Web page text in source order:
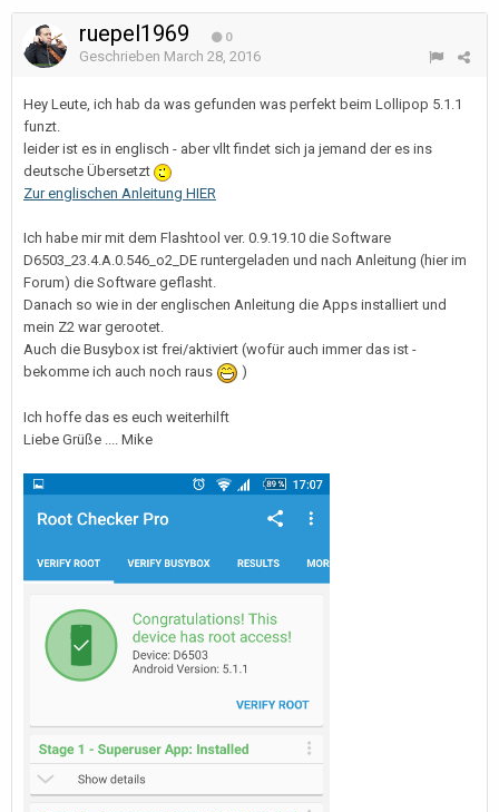
ruepel1969 0
Geschrieben March 28, 2016
Hey Leute, ich hab da was gefunden was perfekt beim Lollipop 5.1.1
funzt.
leider ist es in englisch - aber vllt findet sich ja jemand der es ins
deutsche Übersetzt
Zur englischen Anleitung HIER
Ich habe mir mit dem Flashtool ver. 0.9.19.10 die Software
D6503_23.4.A.0.546_o2_DE runtergeladen und nach Anleitung (hier im
Forum) die Software geflasht.
Danach so wie in der englischen Anleitung die Apps installiert und
mein Z2 war gerootet.
Auch die Busybox ist frei/aktiviert (wofür auch immer das ist -
bekomme ich auch noch raus
)
Ich hoffe das es euch weiterhilft
Liebe Grüße .... Mike